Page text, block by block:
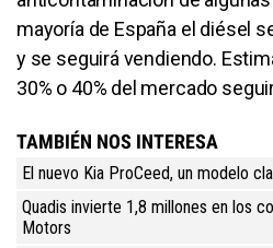
mayoría de España el diésel
y se seguirá vendiendo.
30% o 40% del mercado
TAMBIÉN NOS INTERESA
El nuevo Kia ProCeed, un modelo
Quadis invierte 1,8 millones en los
Motors